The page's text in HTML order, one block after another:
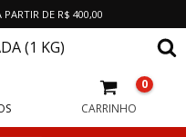
PARTIR DE R$ 400,00
(1 KG)
CARRINHO
0